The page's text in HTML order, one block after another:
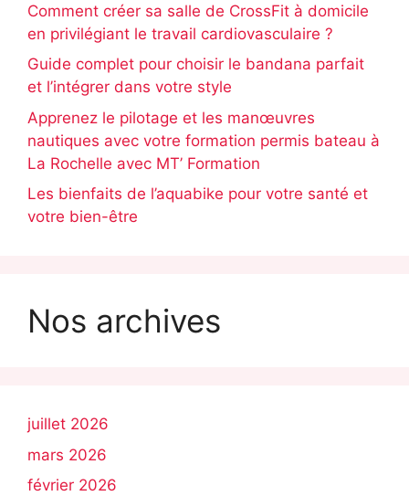
Comment créer sa salle de CrossFit à domicile
en privilégiant le travail cardiovasculaire ?
Guide complet pour choisir le bandana parfait
et l’intégrer dans votre style
Apprenez le pilotage et les manœuvres
nautiques avec votre formation permis bateau à
La Rochelle avec MT’ Formation
Les bienfaits de l’aquabike pour votre santé et
votre bien-être
Nos archives
juillet 2026
mars 2026
février 2026